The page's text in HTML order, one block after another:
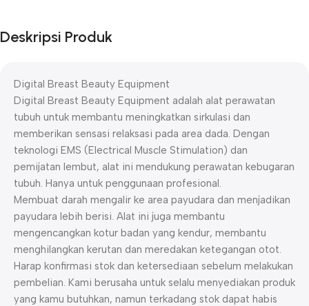
Deskripsi Produk
Digital Breast Beauty Equipment
Digital Breast Beauty Equipment adalah alat perawatan
tubuh untuk membantu meningkatkan sirkulasi dan
memberikan sensasi relaksasi pada area dada. Dengan
teknologi EMS (Electrical Muscle Stimulation) dan
pemijatan lembut, alat ini mendukung perawatan kebugaran
tubuh. Hanya untuk penggunaan profesional.
Membuat darah mengalir ke area payudara dan menjadikan
payudara lebih berisi. Alat ini juga membantu
mengencangkan kotur badan yang kendur, membantu
menghilangkan kerutan dan meredakan ketegangan otot.
Harap konfirmasi stok dan ketersediaan sebelum melakukan
pembelian. Kami berusaha untuk selalu menyediakan produk
yang kamu butuhkan, namun terkadang stok dapat habis